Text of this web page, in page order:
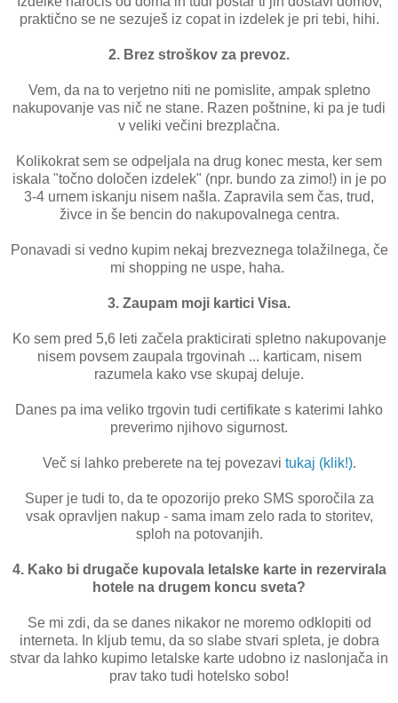
praktično se ne sezuješ iz copat in izdelek je pri tebi, hihi.
2. Brez stroškov za prevoz.
Vem, da na to verjetno niti ne pomislite, ampak spletno
nakupovanje vas nič ne stane. Razen poštnine, ki pa je tudi
v veliki večini brezplačna.
Kolikokrat sem se odpeljala na drug konec mesta, ker sem
iskala "točno določen izdelek" (npr. bundo za zimo!) in je po
3-4 urnem iskanju nisem našla. Zapravila sem čas, trud,
živce in še bencin do nakupovalnega centra.
Ponavadi si vedno kupim nekaj brezveznega tolažilnega, če
mi shopping ne uspe, haha.
3. Zaupam moji kartici Visa.
Ko sem pred 5,6 leti začela prakticirati spletno nakupovanje
nisem povsem zaupala trgovinah ... karticam, nisem
razumela kako vse skupaj deluje.
Danes pa ima veliko trgovin tudi certifikate s katerimi lahko
preverimo njihovo sigurnost.
Več si lahko preberete na tej povezavi tukaj (klik!).
Super je tudi to, da te opozorijo preko SMS sporočila za
vsak opravljen nakup - sama imam zelo rada to storitev,
sploh na potovanjih.
4. Kako bi drugače kupovala letalske karte in rezervirala
hotele na drugem koncu sveta?
Se mi zdi, da se danes nikakor ne moremo odklopiti od
interneta. In kljub temu, da so slabe stvari spleta, je dobra
stvar da lahko kupimo letalske karte udobno iz naslonjača in
prav tako tudi hotelsko sobo!